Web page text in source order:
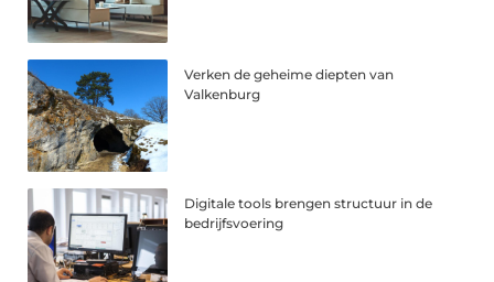
Verken de geheime diepten van
Valkenburg
Digitale tools brengen structuur in de
bedrijfsvoering